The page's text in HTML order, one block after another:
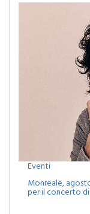
Eventi
Monreale,
per il concerto